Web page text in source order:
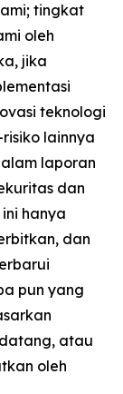
tingkat
oleh
jika
teknologi
lainnya
laporan
dan
hanya
dan
pun yang
atau
oleh